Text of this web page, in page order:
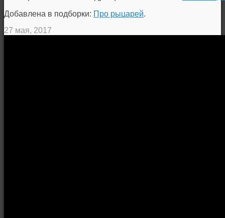
Добавлена в подборки: Про рыцарей.
27 мая, 2017